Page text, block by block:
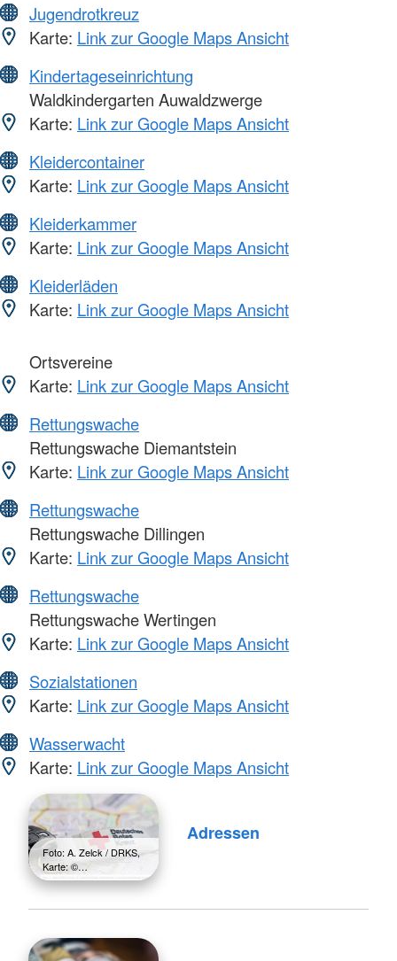
Jugendrotkreuz
Karte: Link zur Google Maps Ansicht
Kindertageseinrichtung
Waldkindergarten Auwaldzwerge
Karte: Link zur Google Maps Ansicht
Kleidercontainer
Karte: Link zur Google Maps Ansicht
Kleiderkammer
Karte: Link zur Google Maps Ansicht
Kleiderläden
Karte: Link zur Google Maps Ansicht
Ortsvereine
Karte: Link zur Google Maps Ansicht
Rettungswache
Rettungswache Diemantstein
Karte: Link zur Google Maps Ansicht
Rettungswache
Rettungswache Dillingen
Karte: Link zur Google Maps Ansicht
Rettungswache
Rettungswache Wertingen
Karte: Link zur Google Maps Ansicht
Sozialstationen
Karte: Link zur Google Maps Ansicht
Wasserwacht
Karte: Link zur Google Maps Ansicht
Foto: A. Zelck / DRKS,
Karte: ©…
Adressen